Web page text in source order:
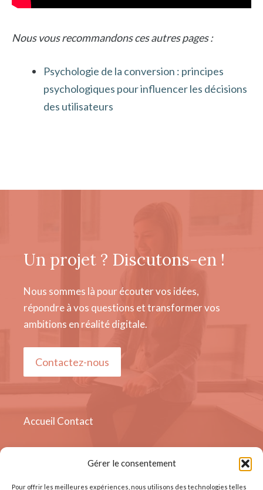
Gérer le consentement
Pour offrir les meilleures expériences, nous utilisons des technologies telles
Nous vous recommandons ces autres pages :
Psychologie de la conversion : principes
psychologiques pour influencer les décisions
des utilisateurs
Un projet ? Discutons-en !
Nous sommes là pour écouter vos idées,
répondre à vos questions et transformer vos
ambitions en réalité digitale.
Contactez-nous
Accueil Contact